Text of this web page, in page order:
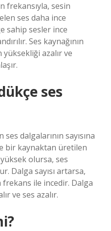
frekansıyla, sesin
ses daha ince
sahip sesler ince
Ses kaynağının
yüksekliği azalır ve
ses
dalgalarının sayısına
bir kaynaktan üretilen
yüksek olursa, ses
Dalga sayısı artarsa,
ile incedir. Dalga
ve ses azalır.